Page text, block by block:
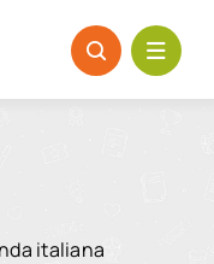
italiana